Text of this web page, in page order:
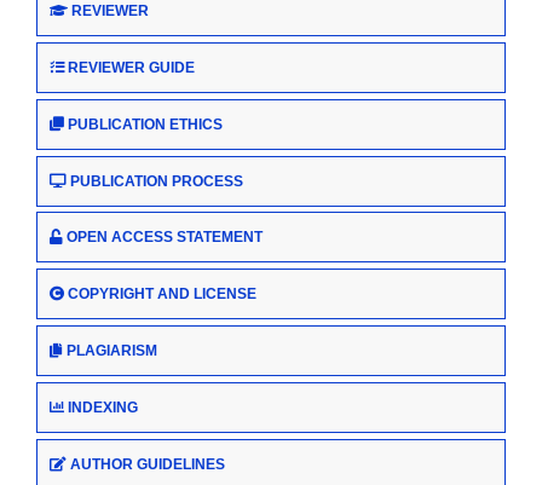
REVIEWER
REVIEWER GUIDE
PUBLICATION ETHICS
PUBLICATION PROCESS
OPEN ACCESS STATEMENT
COPYRIGHT AND LICENSE
PLAGIARISM
INDEXING
AUTHOR GUIDELINES